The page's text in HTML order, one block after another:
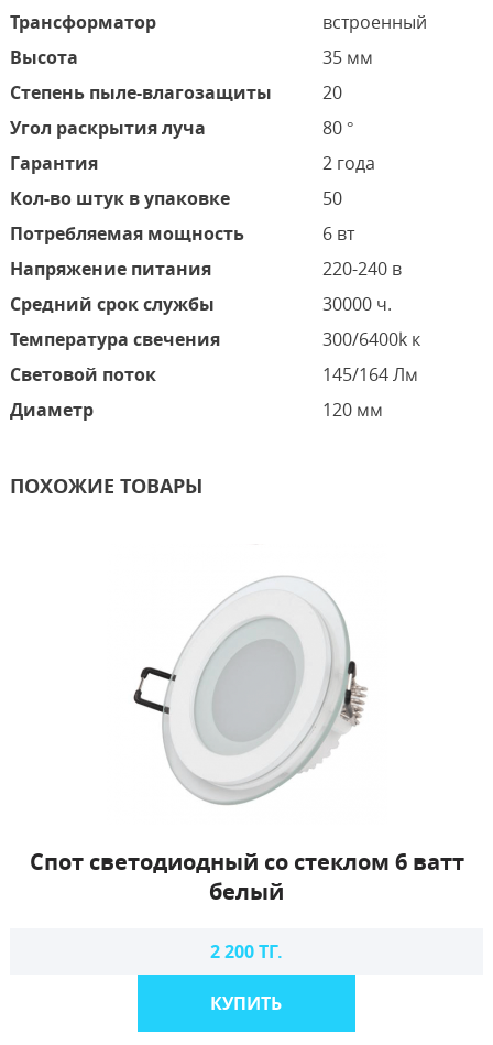
Трансформатор
встроенный
Высота
35 мм
Степень пыле-влагозащиты
20
Угол раскрытия луча
80 °
Гарантия
2 года
Кол-во штук в упаковке
50
Потребляемая мощность
6 вт
Напряжение питания
220-240 в
Средний срок службы
30000 ч.
Температура свечения
300/6400k к
Световой поток
145/164 Лм
Диаметр
120 мм
ПОХОЖИЕ ТОВАРЫ
Спот светодиодный со стеклом 6 ватт
белый
2 200 ТГ.
КУПИТЬ